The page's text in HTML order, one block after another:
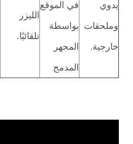
يدوي
وملحقات
خارجية.
في الموقع
بواسطة
المجهر
المدمج
الليزر
تلقائيًا.